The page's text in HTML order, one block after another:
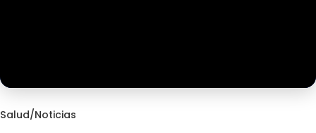
Salud/Noticias
Programas
Club De La Comedia